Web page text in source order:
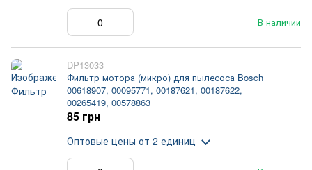
В наличии
DP13033
Фильтр мотора (микро) для пылесоса Bosch
00618907, 00095771, 00187621, 00187622,
00265419, 00578863
85 грн
Оптовые цены от 2 единиц